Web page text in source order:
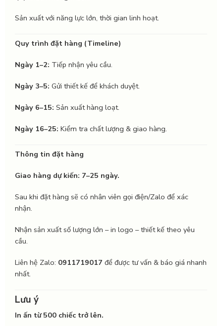
Sản xuất với năng lực lớn, thời gian linh hoạt.
Quy trình đặt hàng (Timeline)
Ngày 1–2: Tiếp nhận yêu cầu.
Ngày 3–5: Gửi thiết kế để khách duyệt.
Ngày 6–15: Sản xuất hàng loạt.
Ngày 16–25: Kiểm tra chất lượng & giao hàng.
Thông tin đặt hàng
Giao hàng dự kiến: 7–25 ngày.
Sau khi đặt hàng sẽ có nhân viên gọi điện/Zalo để xác
nhận.
Nhận sản xuất số lượng lớn – in logo – thiết kế theo yêu
cầu.
Liên hệ Zalo: 0911719017 để được tư vấn & báo giá nhanh
nhất.
Lưu ý
In ấn từ 500 chiếc trở lên.